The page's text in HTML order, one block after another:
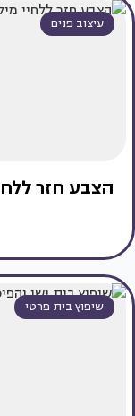
עיצוב פנים
הצבע חזר
שיפוץ בית פרטי